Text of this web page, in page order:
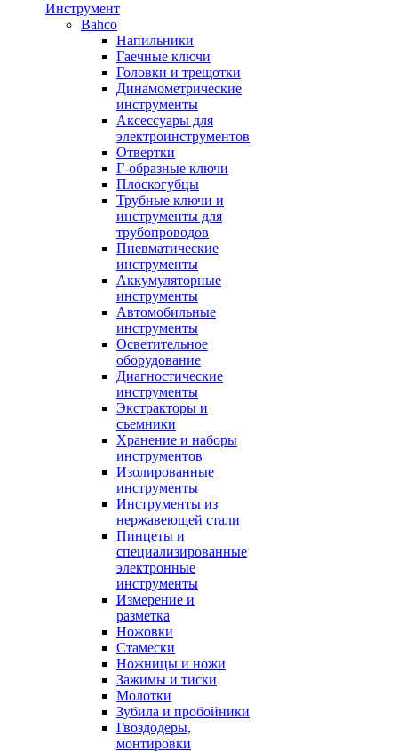
Инструмент
Bahco
Напильники
Гаечные ключи
Головки и трещотки
Динамометрические
инструменты
Аксессуары для
электроинструментов
Отвертки
Г-образные ключи
Плоскогубцы
Трубные ключи и
инструменты для
трубопроводов
Пневматические
инструменты
Аккумуляторные
инструменты
Автомобильные
инструменты
Осветительное
оборудование
Диагностические
инструменты
Экстракторы и
съемники
Хранение и наборы
инструментов
Изолированные
инструменты
Инструменты из
нержавеющей стали
Пинцеты и
специализированные
электронные
инструменты
Измерение и
разметка
Ножовки
Стамески
Ножницы и ножи
Зажимы и тиски
Молотки
Зубила и пробойники
Гвоздодеры,
монтировки